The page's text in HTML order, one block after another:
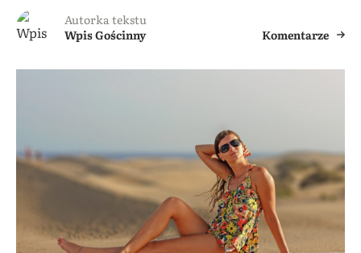
Autorka tekstu
Wpis Gościnny
Komentarze